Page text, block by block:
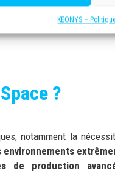
KEONYS –
?
notamment la
de production